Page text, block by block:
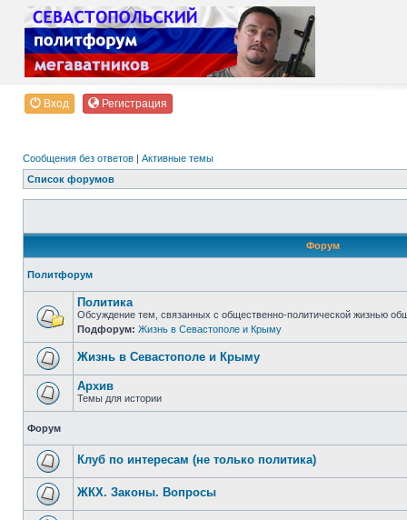
Вход Регистрация
Сообщения без ответов | Активные темы
Список форумов
Форум
Политфорум
Политика
Обсуждение тем, связанных с общественно-политической жизнью
Подфорум: Жизнь в Севастополе и Крыму
Жизнь в Севастополе и Крыму
Архив
Темы для истории
Форум
Клуб по интересам (не только политика)
ЖКХ. Законы. Вопросы